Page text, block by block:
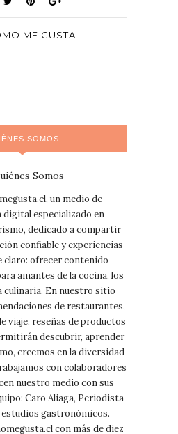
ME GUSTA
SOMOS
un medio de
especializado en
dedicado a compartir
confiable y experiencias
claro: ofrecer contenido
amantes de la cocina, los
culinaria. En nuestro sitio
de restaurantes,
viaje, reseñas de productos
descubrir, aprender
creemos en la diversidad
con colaboradores
nuestro medio con sus
Caro Aliaga, Periodista
estudios gastronómicos.
con más de diez